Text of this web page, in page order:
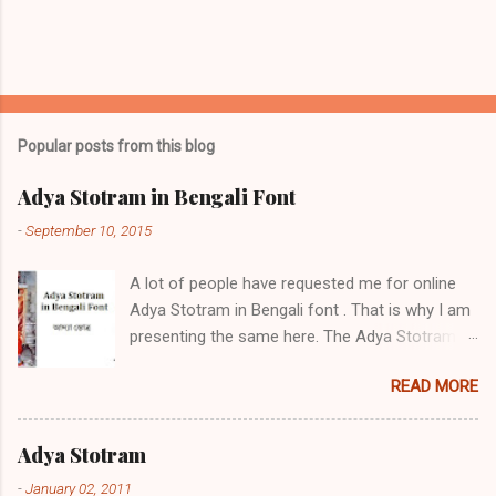
Popular posts from this blog
Adya Stotram in Bengali Font
-September 10, 2015
A lot of people have requested me for online
Adya Stotram in Bengali font . That is why I am
presenting the same here. The Adya Stotram /
Adya Ma. It is very popular in West Bengal,
among Hindu Bengalis in Islamic Bangladesh
side effects of daily reciting Adya stotram Daily
READ MORE
Adya Stotram
-January 02, 2011